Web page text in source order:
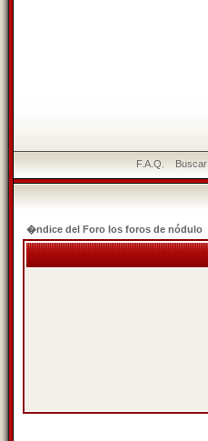
F.A.Q. Buscar
�ndice del Foro los foros de nódulo